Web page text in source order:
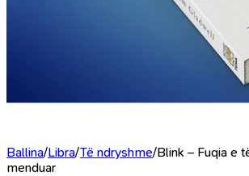
Ballina/Libra/Të ndryshme/Blink – Fuqia e
menduar